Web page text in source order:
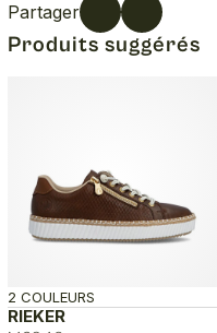
Partager
Produits suggérés
RIEKER
2 COULEURS